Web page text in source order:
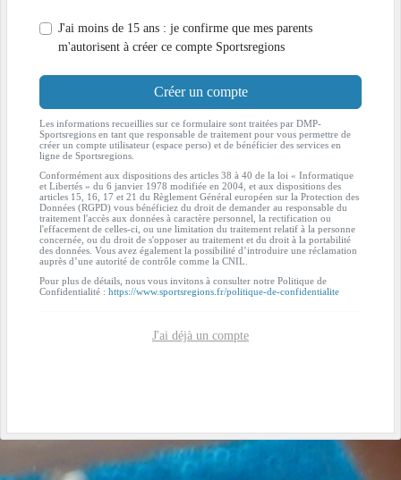
J'ai moins de 15 ans : je confirme que mes parents
m'autorisent à créer ce compte Sportsregions
Créer un compte
Les informations recueillies sur ce formulaire sont traitées par DMP-
Sportsregions en tant que responsable de traitement pour vous permettre de
créer un compte utilisateur (espace perso) et de bénéficier des services en
ligne de Sportsregions.
Conformément aux dispositions des articles 38 à 40 de la loi « Informatique
et Libertés » du 6 janvier 1978 modifiée en 2004, et aux dispositions des
articles 15, 16, 17 et 21 du Règlement Général européen sur la Protection des
Données (RGPD) vous bénéficiez du droit de demander au responsable du
traitement l'accès aux données à caractère personnel, la rectification ou
l'effacement de celles-ci, ou une limitation du traitement relatif à la personne
concernée, ou du droit de s'opposer au traitement et du droit à la portabilité
des données. Vous avez également la possibilité d’introduire une réclamation
auprès d’une autorité de contrôle comme la CNIL.
Pour plus de détails, nous vous invitons à consulter notre Politique de
Confidentialité : https://www.sportsregions.fr/politique-de-confidentialite
J'ai déjà un compte